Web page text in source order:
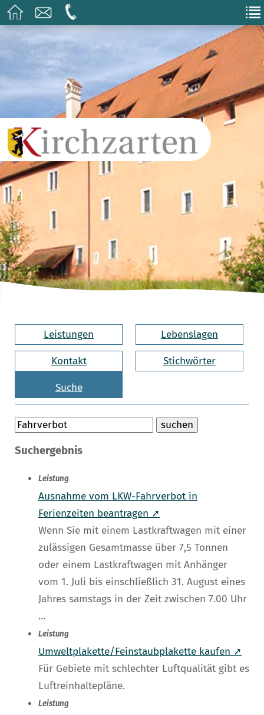
Leistungen Lebenslagen
Kontakt Stichwörter
Suche
Suchergebnis
Leistung
Ausnahme vom LKW-Fahrverbot in
Ferienzeiten beantragen ➚
Wenn Sie mit einem Lastkraftwagen mit einer
zulässigen Gesamtmasse über 7,5 Tonnen
oder einem Lastkraftwagen mit Anhänger
vom 1. Juli bis einschließlich 31. August eines
Jahres samstags in der Zeit zwischen 7.00 Uhr
…
Leistung
Umweltplakette/Feinstaubplakette kaufen ➚
Für Gebiete mit schlechter Luftqualität gibt es
Luftreinhaltepläne.
Leistung